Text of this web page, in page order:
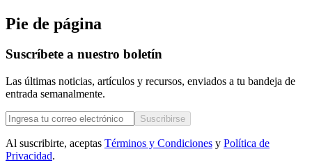
Pie de página
Suscríbete a nuestro boletín
Las últimas noticias, artículos y recursos, enviados a tu bandeja de
entrada semanalmente.
Suscribirse
Al suscribirte, aceptas Términos y Condiciones y Política de
Privacidad.